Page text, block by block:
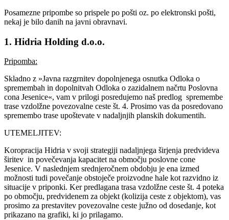
Posamezne pripombe so prispele po pošti oz. po elektronski pošti,
nekaj je bilo danih na javni obravnavi.
1. Hidria Holding d.o.o.
Pripomba:
Skladno z »Javna razgrnitev dopolnjenega osnutka Odloka o
spremembah in dopolnitvah Odloka o zazidalnem načrtu Poslovna
cona Jesenice«, vam v prilogi posredujemo naš predlog spremembe
trase vzdolžne povezovalne ceste št. 4. Prosimo vas da posredovano
spremembo trase upoštevate v nadaljnjih planskih dokumentih.
UTEMELJITEV:
Koropracija Hidria v svoji strategiji nadaljnjega širjenja predvideva
širitev in povečevanja kapacitet na območju poslovne cone
Jesenice. V naslednjem srednjeročnem obdobju je ena izmed
možnosti tudi povečanje obstoječe proizvodne hale kot razvidno iz
situacije v priponki. Ker predlagana trasa vzdolžne ceste št. 4 poteka
po območju, predvidenem za objekt (kolizija ceste z objektom), vas
prosimo za prestavitev povezovalne ceste južno od dosedanje, kot
prikazano na grafiki, ki jo prilagamo.